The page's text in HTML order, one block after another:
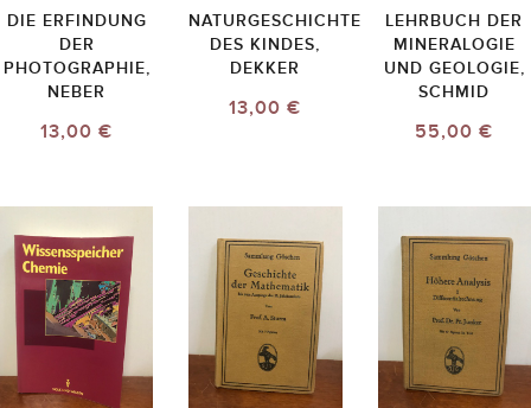
DIE ERFINDUNG
DER
PHOTOGRAPHIE,
NEBER
13,00 €
NATURGESCHICHTE
DES KINDES,
DEKKER
13,00 €
LEHRBUCH DER
MINERALOGIE
UND GEOLOGIE,
SCHMID
55,00 €